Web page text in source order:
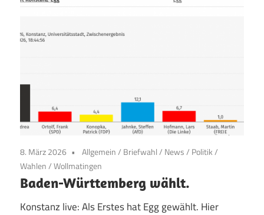
8. März 2026 Allgemein/ Briefwahl/ News/ Politik/
Wahlen/Wollmatingen
Baden-Württemberg wählt.
Konstanz live: Als Erstes hat Egg gewählt. Hier